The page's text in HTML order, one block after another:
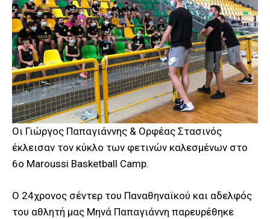
Οι Γιώργος Παπαγιάννης & Ορφέας Στασινός
έκλεισαν τον κύκλο των φετινών καλεσμένων στο
6ο Maroussi Basketball Camp.
Ο 24χρονος σέντερ του Παναθηναϊκού και αδελφός
του αθλητή μας Μηνά Παπαγιάννη παρευρέθηκε